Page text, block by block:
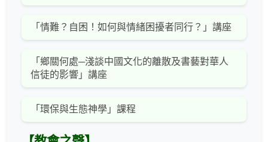
「情難？自困！如何與情緒困擾者同行？」講座
「鄉關何處─淺談中國文化的離散及書藝對華人
信徒的影響」講座
「環保與生態神學」課程